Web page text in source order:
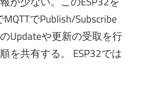
でPublish/Subscribe
Updateや更新の受取を行
を共有する。 ESP32では